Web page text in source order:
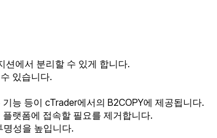
션에서 분리할 수 있게 합니다.
있습니다.
능 등이 cTrader에서의 B2COPY에 제공됩니다.
랫폼에 접속할 필요를 제거합니다.
성을 높입니다.